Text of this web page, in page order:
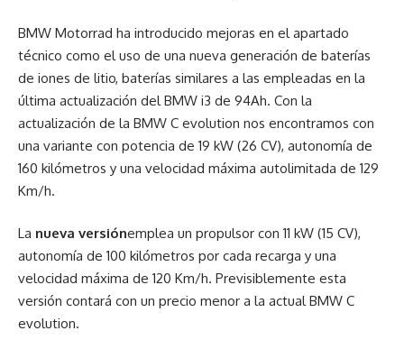
BMW Motorrad ha introducido mejoras en el apartado
técnico como el uso de una nueva generación de baterías
de iones de litio, baterías similares a las empleadas en la
última actualización del BMW i3 de 94Ah. Con la
actualización de la BMW C evolution nos encontramos con
una variante con potencia de 19 kW (26 CV), autonomía de
160 kilómetros y una velocidad máxima autolimitada de 129
Km/h.
La nueva versiónemplea un propulsor con 11 kW (15 CV),
autonomía de 100 kilómetros por cada recarga y una
velocidad máxima de 120 Km/h. Previsiblemente esta
versión contará con un precio menor a la actual BMW C
evolution.